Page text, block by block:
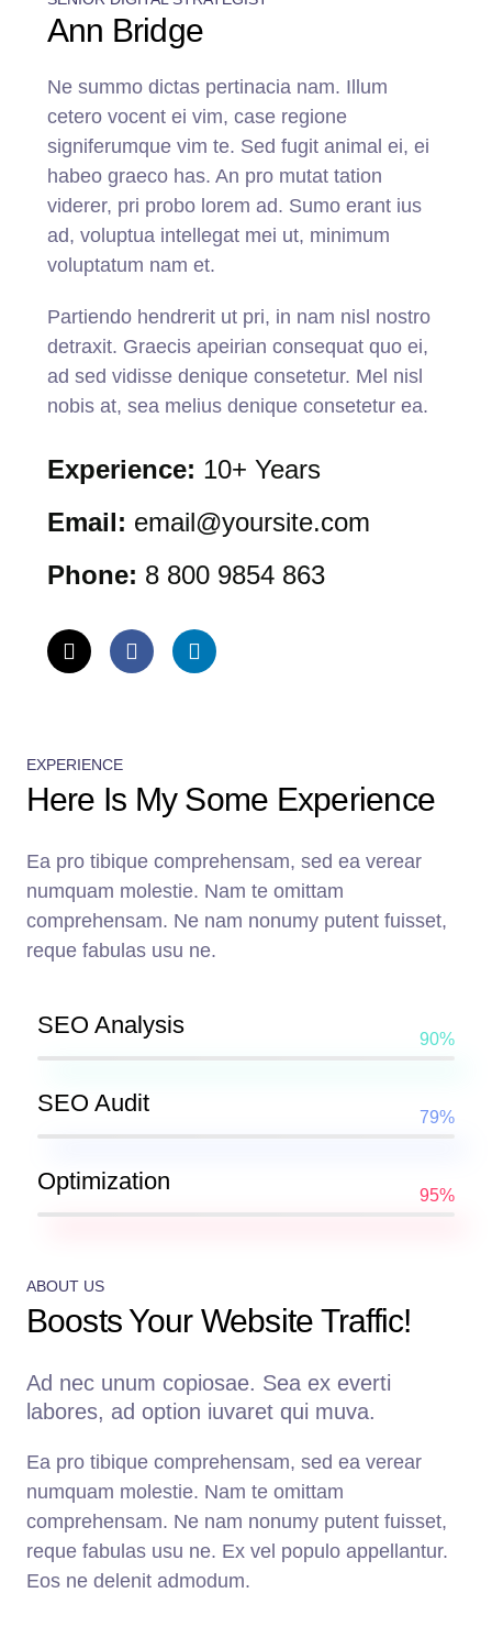
Ann Bridge
Ne summo dictas pertinacia nam. Illum
cetero vocent ei vim, case regione
signiferumque vim te. Sed fugit animal ei, ei
habeo graeco has. An pro mutat tation
viderer, pri probo lorem ad. Sumo erant ius
ad, voluptua intellegat mei ut, minimum
voluptatum nam et.
Partiendo hendrerit ut pri, in nam nisl nostro
detraxit. Graecis apeirian consequat quo ei,
ad sed vidisse denique consetetur. Mel nisl
nobis at, sea melius denique consetetur ea.
Experience: 10+ Years
Email: email@yoursite.com
Phone: 8 800 9854 863
EXPERIENCE
Here Is My Some Experience
Ea pro tibique comprehensam, sed ea verear
numquam molestie. Nam te omittam
comprehensam. Ne nam nonumy putent fuisset,
reque fabulas usu ne.
SEO Analysis
90%
SEO Audit
79%
Optimization
95%
ABOUT US
Boosts Your Website Traffic!
Ad nec unum copiosae. Sea ex everti
labores, ad option iuvaret qui muva.
Ea pro tibique comprehensam, sed ea verear
numquam molestie. Nam te omittam
comprehensam. Ne nam nonumy putent fuisset,
reque fabulas usu ne. Ex vel populo appellantur.
Eos ne delenit admodum.